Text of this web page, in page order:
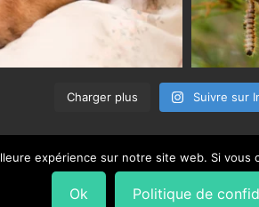
Charger plus Suivre sur
expérience sur notre site web. Si
Ok Politique de